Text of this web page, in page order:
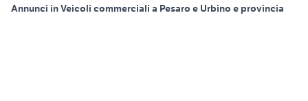
Annunci in Veicoli commerciali a Pesaro e Urbino e provincia